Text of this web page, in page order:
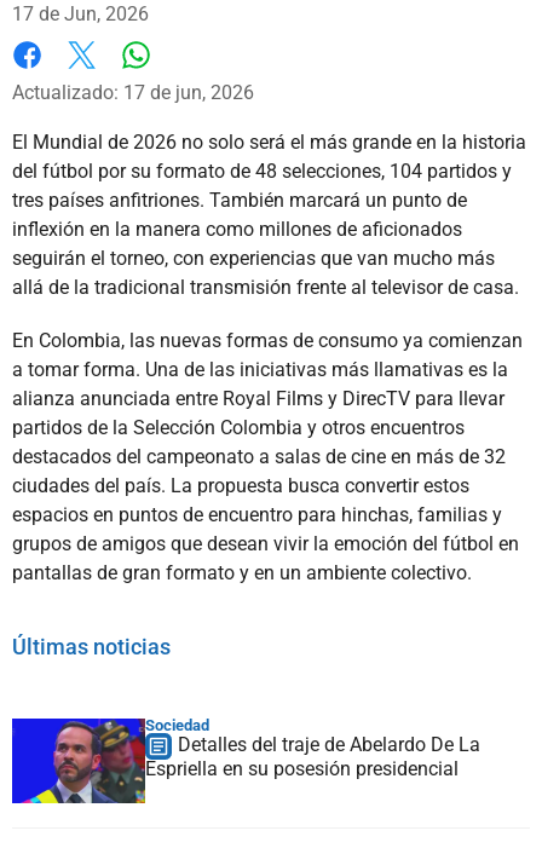
17 de Jun, 2026
Facebook
X
Actualizado: 17 de jun, 2026
El Mundial de 2026 no solo será el más grande en la historia
del fútbol por su formato de 48 selecciones, 104 partidos y
tres países anfitriones. También marcará un punto de
inflexión en la manera como millones de aficionados
seguirán el torneo, con experiencias que van mucho más
allá de la tradicional transmisión frente al televisor de casa.
En Colombia, las nuevas formas de consumo ya comienzan
a tomar forma. Una de las iniciativas más llamativas es la
alianza anunciada entre Royal Films y DirecTV para llevar
partidos de la Selección Colombia y otros encuentros
destacados del campeonato a salas de cine en más de 32
ciudades del país. La propuesta busca convertir estos
espacios en puntos de encuentro para hinchas, familias y
grupos de amigos que desean vivir la emoción del fútbol en
pantallas de gran formato y en un ambiente colectivo.
Últimas noticias
Sociedad
Detalles del traje de Abelardo De La
Espriella en su posesión presidencial